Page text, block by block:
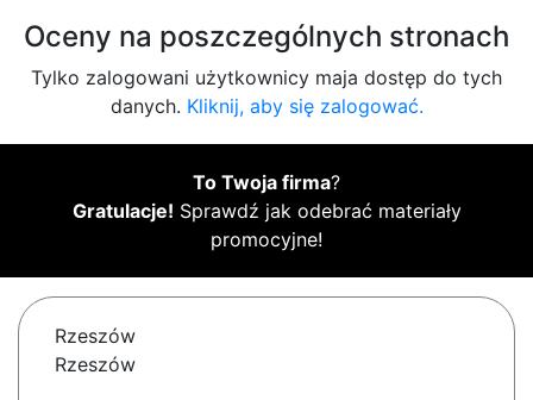
Oceny na poszczególnych stronach
Tylko zalogowani użytkownicy maja dostęp do tych
danych. Kliknij, aby się zalogować.
To Twoja firma?
Gratulacje! Sprawdź jak odebrać materiały
promocyjne!
Rzeszów
Rzeszów